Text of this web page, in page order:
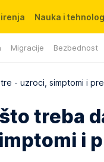
Migracije Bezbednost
Nauka i
- uzroci, simptomi i
treba
i